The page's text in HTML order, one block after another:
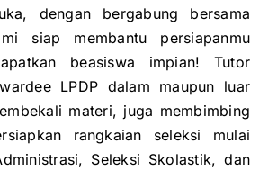
dengan bergabung bersama
siap membantu persiapanmu
beasiswa impian! Tutor
LPDP dalam maupun luar
materi, juga membimbing
rangkaian seleksi mulai
Seleksi Skolastik, dan